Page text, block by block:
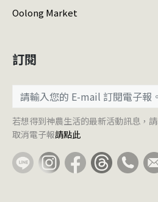
Oolong Market
訂閱
若想得到神農生活的最新活動訊息，
取消電子報請點此